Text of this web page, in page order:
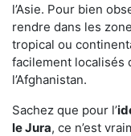
l’Asie. Pour bien
rendre dans les
tropical ou
facilement localisés
l’Afghanistan.
Sachez que pour l’
le Jura, ce n’est